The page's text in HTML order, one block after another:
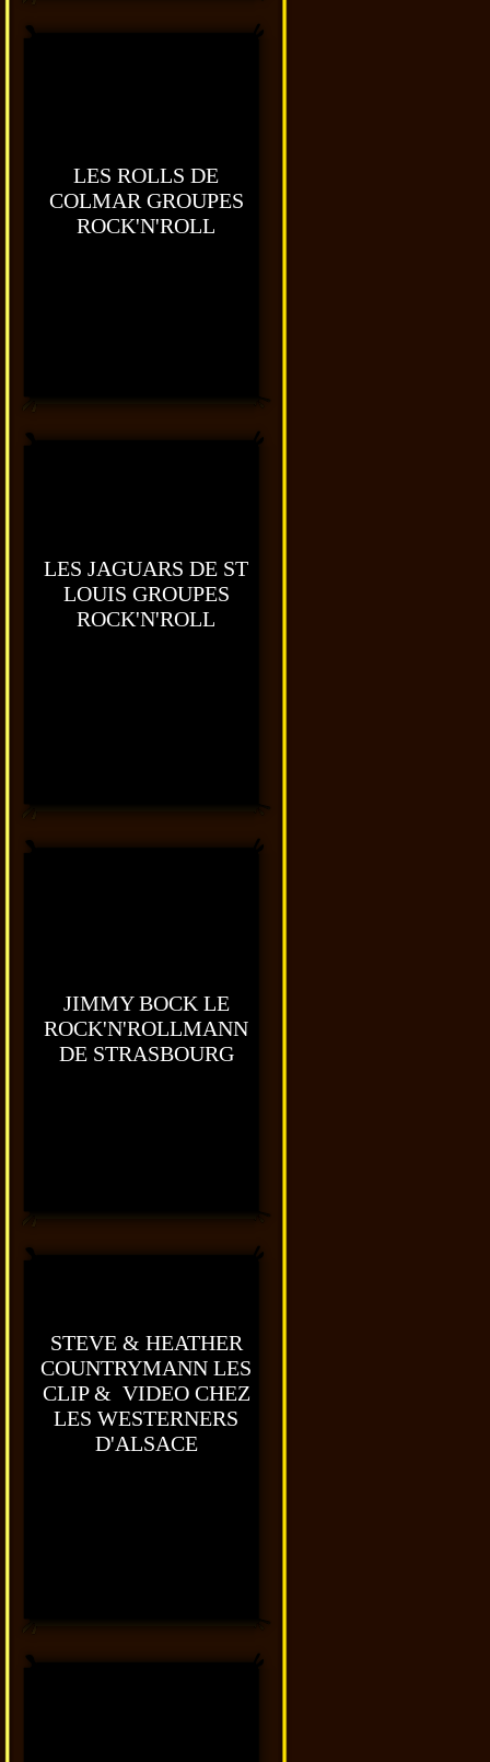
LES ROLLS DE
COLMAR GROUPES
ROCK'N'ROLL
LES JAGUARS DE ST
LOUIS GROUPES
ROCK'N'ROLL
JIMMY BOCK LE
ROCK'N'ROLLMANN
DE STRASBOURG
STEVE & HEATHER
COUNTRYMANN LES
CLIP & VIDEO CHEZ
LES WESTERNERS
D'ALSACE